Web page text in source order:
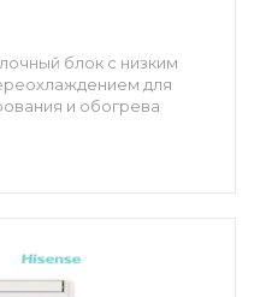
блок с низким
для
и обогрева